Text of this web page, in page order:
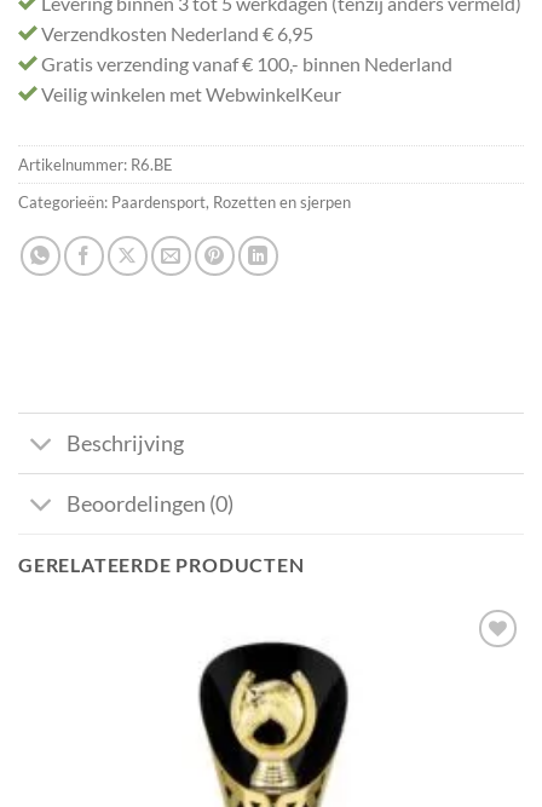
Verzendkosten Nederland € 6,95
Gratis verzending vanaf € 100,- binnen Nederland
Veilig winkelen met WebwinkelKeur
Artikelnummer: R6.BE
Categorieën: Paardensport, Rozetten en sjerpen
Beschrijving
Beoordelingen (0)
GERELATEERDE PRODUCTEN